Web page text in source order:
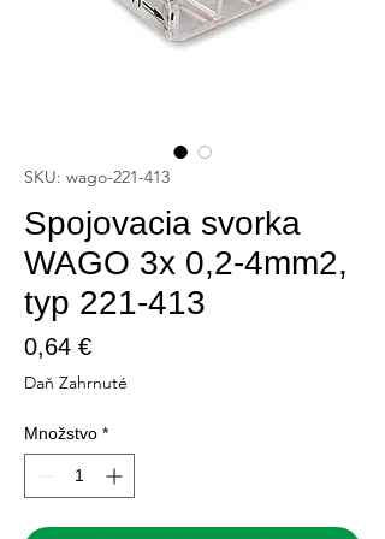
SKU: wago-221-413
Spojovacia svorka
WAGO 3x 0,2-4mm2,
typ 221-413
0,64 €Price
Daň Zahrnuté
Množstvo *